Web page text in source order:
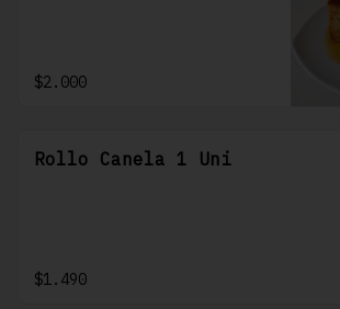
$2.000
Rollo Canela 1 Uni
$1.490